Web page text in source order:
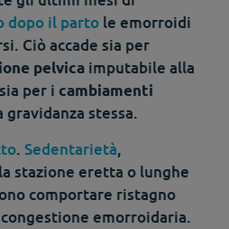
dopo il parto le emorroidi
Ciò accade sia per
pelvica imputabile alla
per i cambiamenti
gravidanza stessa.
. Sedentarietà,
stazione eretta o lunghe
comportare ristagno
emorroidaria.